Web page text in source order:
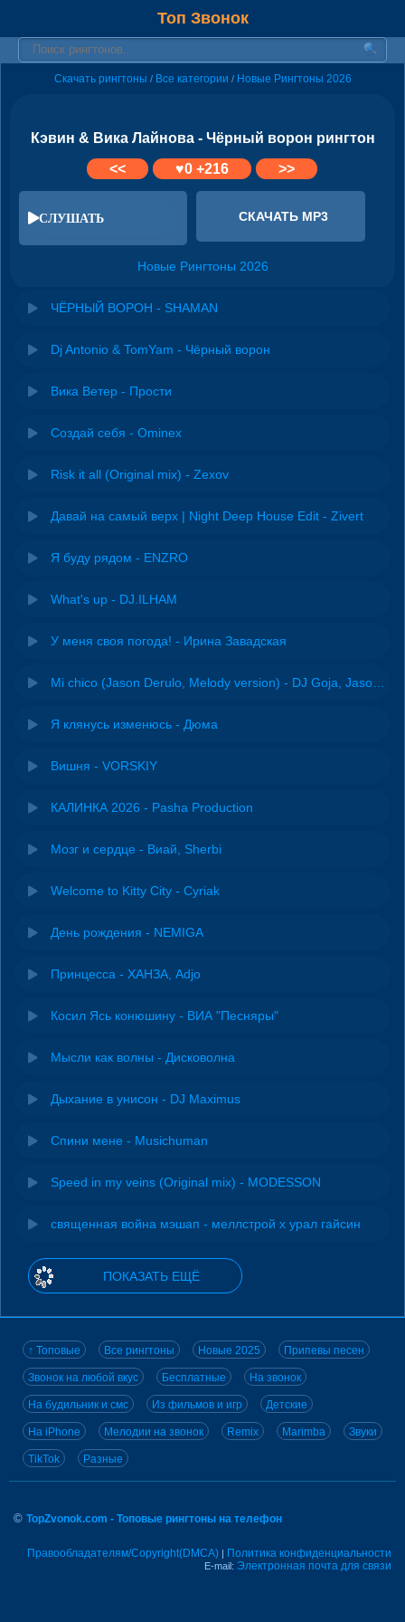
Топ Звонок
Скачать рингтоны / Все категории / Новые Рингтоны 2026
Кэвин & Вика Лайнова - Чёрный ворон рингтон
<<
♥0+216 >>
СЛУШАТЬ СКАЧАТЬ MP3
Новые Рингтоны 2026
ЧЁРНЫЙ ВОРОН - SHAMAN
Dj Antonio & TomYam - Чёрный ворон
Вика Ветер - Прости
Создай себя - Ominex
Risk it all (Original mix) - Zexov
Давай на самый верх | Night Deep House Edit - Zivert
Я буду рядом - ENZRO
What's up - DJ.ILHAM
У меня своя погода! - Ирина Завадская
Я клянусь изменюсь - Дюма
Вишня - VORSKIY
КАЛИНКА 2026 - Pasha Production
Мозг и сердце - Виай, Sherbi
Welcome to Kitty City - Cyriak
День рождения - NEMIGA
Принцесса - ХАНЗА, Adjo
Косил Ясь конюшину - ВИА "Песняры"
Мысли как волны - Дисковолна
Дыхание в унисон - DJ Maximus
Спини мене - Musichuman
Speed in my veins (Original mix) - MODESSON
священная война мэшап - меллстрой х урал гайсин
ПОКАЗАТЬ ЕЩЁ
↑ Топовые Все рингтоны Новые 2025 Припевы песен
Звонок на любой вкус Бесплатные На звонок
На будильник и смс Из фильмов и игр Детские
На iPhone Мелодии на звонок Remix Marimba Звуки
TikTok Разные
© TopZvonok.com - Топовые рингтоны на телефон
Правообладателям/Copyright(DMCA) | Политика конфиденциальности
E-mail: Электронная почта для связи